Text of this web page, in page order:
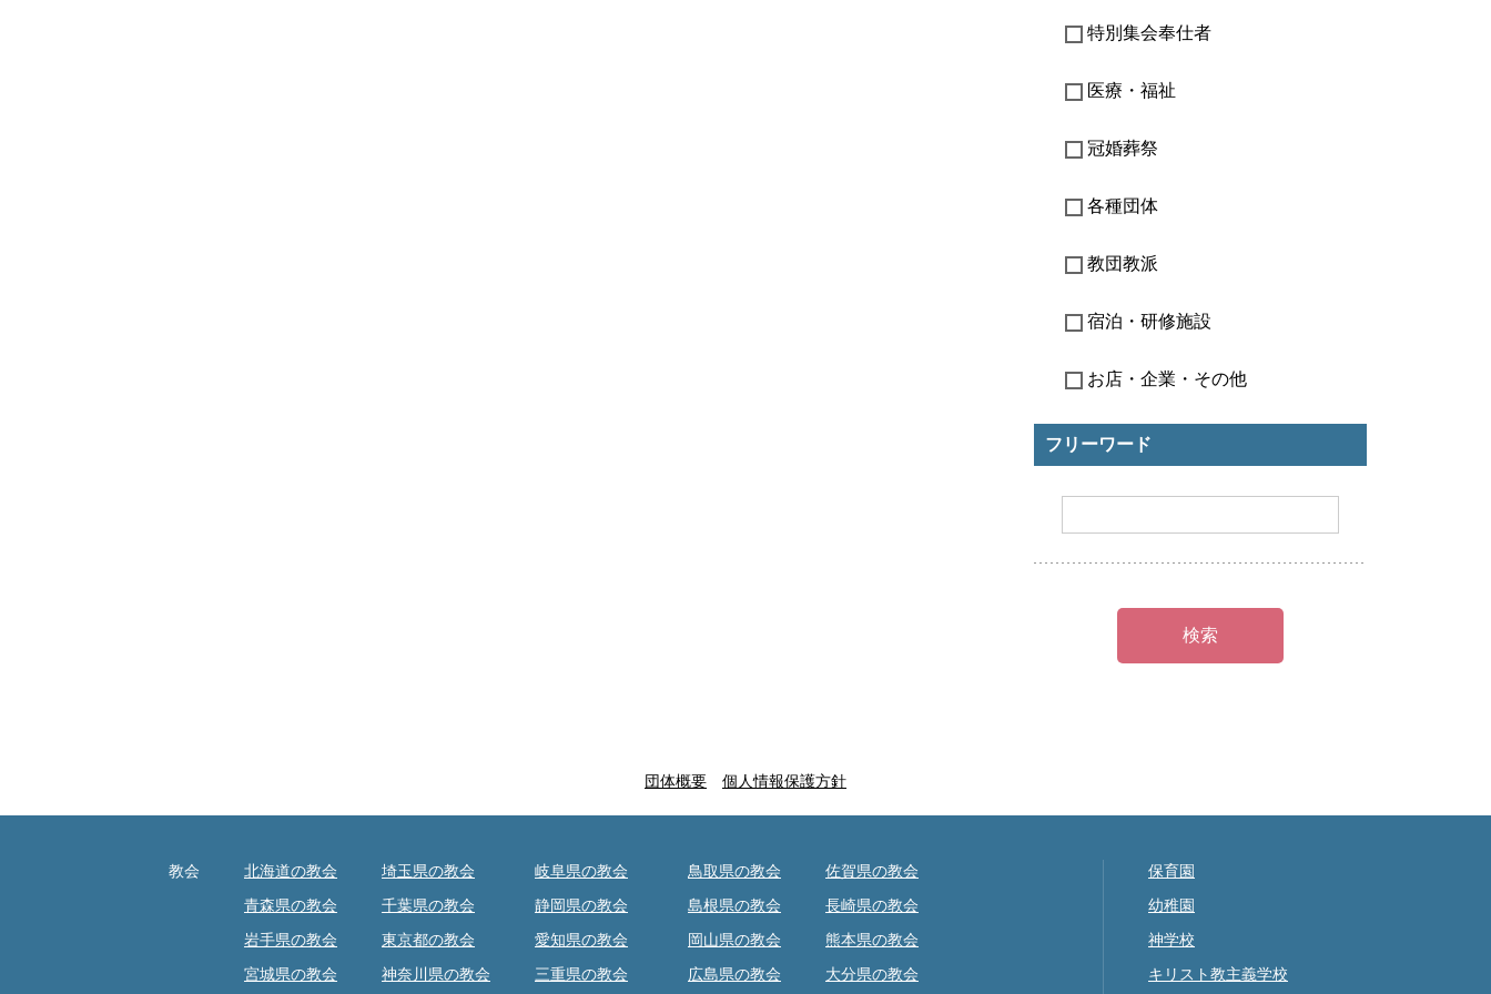
特別集会奉仕者
医療・福祉
冠婚葬祭
各種団体
教団教派
宿泊・研修施設
お店・企業・その他
フリーワード
団体概要 個人情報保護方針
教会 北海道の教会
青森県の教会
岩手県の教会
宮城県の教会
埼玉県の教会
千葉県の教会
東京都の教会
神奈川県の教会
岐阜県の教会
静岡県の教会
愛知県の教会
三重県の教会
鳥取県の教会
島根県の教会
岡山県の教会
広島県の教会
佐賀県の教会
長崎県の教会
熊本県の教会
大分県の教会
保育園
幼稚園
神学校
キリスト教主義学校